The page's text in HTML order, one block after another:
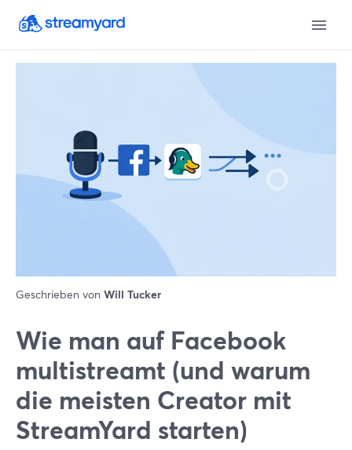
Geschrieben von Will Tucker
Wie man auf Facebook
multistreamt (und warum
die meisten Creator mit
StreamYard starten)